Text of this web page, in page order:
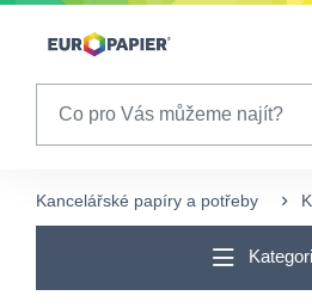
Table Of Content
Kancelářské papíry a potřeby